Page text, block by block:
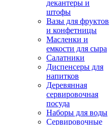
декантеры и
штофы
Вазы для фруктов
и конфетницы
Масленки и
емкости для сыра
Салатники
Диспенсеры для
напитков
Деревянная
сервировочная
посуда
Наборы для воды
Сервировочные